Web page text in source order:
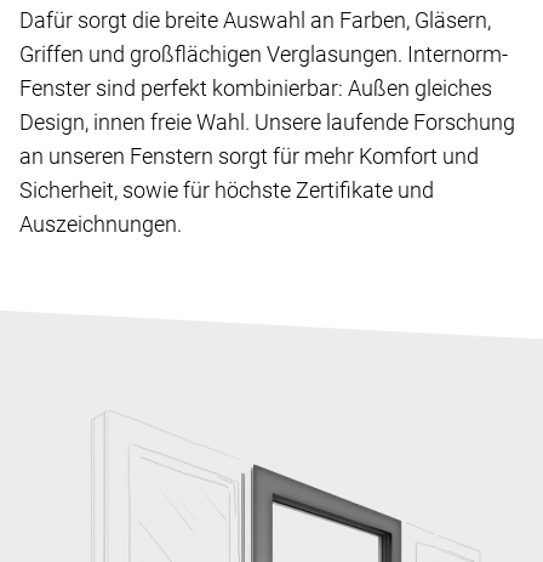
Dafür sorgt die breite Auswahl an Farben, Gläsern,
Griffen und großflächigen Verglasungen. Internorm-
Fenster sind perfekt kombinierbar: Außen gleiches
Design, innen freie Wahl. Unsere laufende Forschung
an unseren Fenstern sorgt für mehr Komfort und
Sicherheit, sowie für höchste Zertifikate und
Auszeichnungen.